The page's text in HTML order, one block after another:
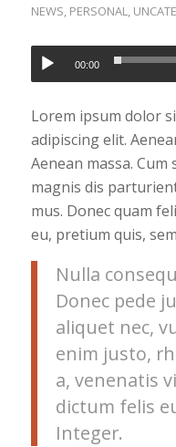
NEWS, PERSONAL,
00:00
Lorem ipsum dolor
adipiscing elit.
Aenean massa.
magnis dis
mus. Donec quam
eu, pretium quis,
Nulla
Donec pede
aliquet nec,
enim justo,
a, venenatis
dictum felis
Integer.